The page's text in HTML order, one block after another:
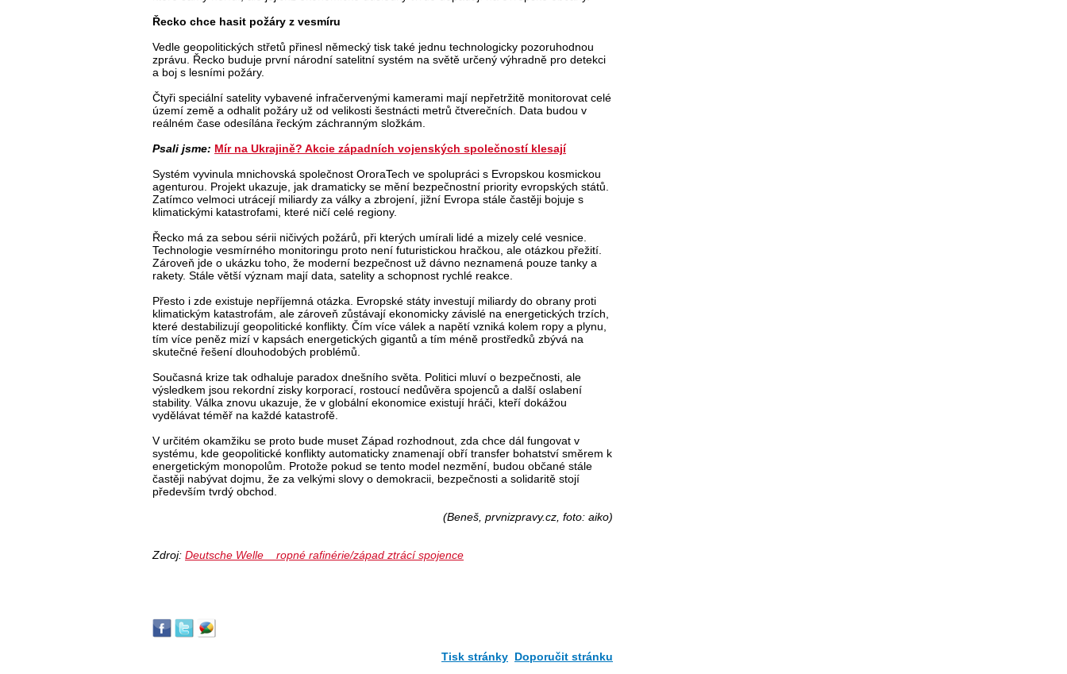
Řecko chce hasit požáry z vesmíru
Vedle geopolitických střetů přinesl německý tisk také jednu technologicky pozoruhodnou
zprávu. Řecko buduje první národní satelitní systém na světě určený výhradně pro detekci
a boj s lesními požáry.
Čtyři speciální satelity vybavené infračervenými kamerami mají nepřetržitě monitorovat celé
území země a odhalit požáry už od velikosti šestnácti metrů čtverečních. Data budou v
reálném čase odesílána řeckým záchranným složkám.
Psali jsme: Mír na Ukrajině? Akcie západních vojenských společností klesají
Systém vyvinula mnichovská společnost OroraTech ve spolupráci s Evropskou kosmickou
agenturou. Projekt ukazuje, jak dramaticky se mění bezpečnostní priority evropských států.
Zatímco velmoci utrácejí miliardy za války a zbrojení, jižní Evropa stále častěji bojuje s
klimatickými katastrofami, které ničí celé regiony.
Řecko má za sebou sérii ničivých požárů, při kterých umírali lidé a mizely celé vesnice.
Technologie vesmírného monitoringu proto není futuristickou hračkou, ale otázkou přežití.
Zároveň jde o ukázku toho, že moderní bezpečnost už dávno neznamená pouze tanky a
rakety. Stále větší význam mají data, satelity a schopnost rychlé reakce.
Přesto i zde existuje nepříjemná otázka. Evropské státy investují miliardy do obrany proti
klimatickým katastrofám, ale zároveň zůstávají ekonomicky závislé na energetických trzích,
které destabilizují geopolitické konflikty. Čím více válek a napětí vzniká kolem ropy a plynu,
tím více peněz mizí v kapsách energetických gigantů a tím méně prostředků zbývá na
skutečné řešení dlouhodobých problémů.
Současná krize tak odhaluje paradox dnešního světa. Politici mluví o bezpečnosti, ale
výsledkem jsou rekordní zisky korporací, rostoucí nedůvěra spojenců a další oslabení
stability. Válka znovu ukazuje, že v globální ekonomice existují hráči, kteří dokážou
vydělávat téměř na každé katastrofě.
V určitém okamžiku se proto bude muset Západ rozhodnout, zda chce dál fungovat v
systému, kde geopolitické konflikty automaticky znamenají obří transfer bohatství směrem k
energetickým monopolům. Protože pokud se tento model nezmění, budou občané stále
častěji nabývat dojmu, že za velkými slovy o demokracii, bezpečnosti a solidaritě stojí
především tvrdý obchod.
(Beneš, prvnizpravy.cz, foto: aiko)
Zdroj: Deutsche Welle__ropné rafinérie/západ ztrácí spojence
Tisk stránky Doporučit stránku